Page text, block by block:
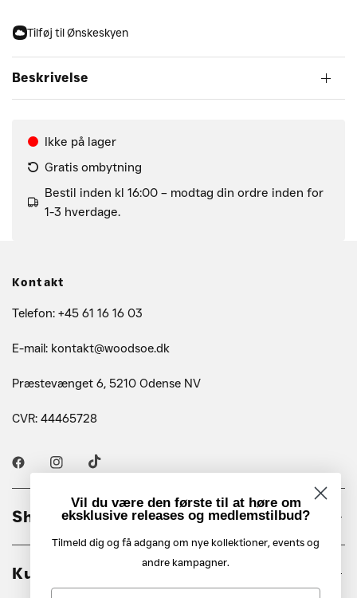
Tilføj til Ønskeskyen
Beskrivelse
Ikke på lager
Gratis ombytning
Bestil inden kl 16:00 – modtag din ordre inden for
1-3 hverdage.
Kontakt
Telefon: +45 61 16 16 03
E-mail: kontakt@woodsoe.dk
Præstevænget 6, 5210 Odense NV
CVR: 44465728
Shop
Kundeservice
Vil du være den første til at høre om
eksklusive releases og medlemstilbud?
Tilmeld dig og få adgang om nye kollektioner, events og
andre kampagner.
Fornavn - signup